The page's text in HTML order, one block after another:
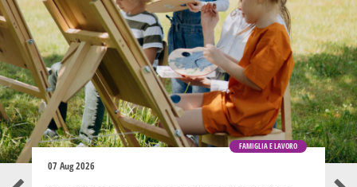
FAMIGLIA E LAVORO
07 Aug 2026